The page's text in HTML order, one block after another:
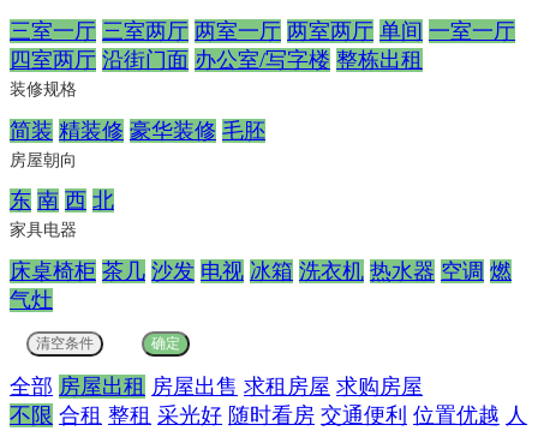
三室一厅 三室两厅 两室一厅 两室两厅 单间 一室一厅
四室两厅 沿街门面 办公室/写字楼 整栋出租
装修规格
简装 精装修 豪华装修 毛胚
房屋朝向
东 南 西 北
家具电器
床桌椅柜 茶几 沙发 电视 冰箱 洗衣机 热水器 空调 燃
气灶
全部 房屋出租 房屋出售 求租房屋 求购房屋
不限 合租 整租 采光好 随时看房 交通便利 位置优越 人